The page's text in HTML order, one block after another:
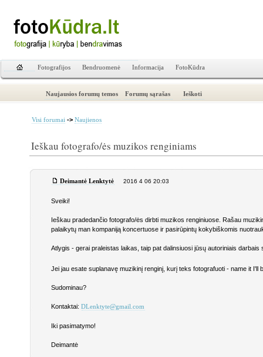
Fotografijos Bendruomenė Informacija FotoKūdra
Naujausios forumų temos Forumų sąrašas Ieškoti
Visi forumai -> Naujienos
Ieškau fotografo/ės muzikos renginiams
Deimantė Lenktytė 2016 4 06 20:03
Sveiki!
Ieškau pradedančio fotografo/ės dirbti muzikos renginiuose. Rašau
palaikytų man kompaniją koncertuose ir pasirūpintų kokybiškomis
Atlygis - gerai praleistas laikas, taip pat dalinsiuosi jūsų autoriniais
Jei jau esate suplanavę muzikinį renginį, kurį teks fotografuoti - name it I'll
Sudominau?
Kontaktai:DLenktyte@gmail.com
Iki pasimatymo!
Deimantė